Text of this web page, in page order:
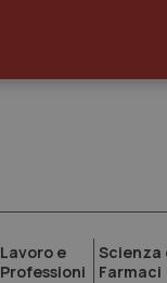
Lavoro e
Professioni
Scienza
Farmaci